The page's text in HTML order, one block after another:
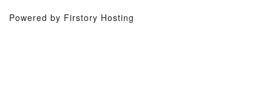
Powered by Firstory Hosting